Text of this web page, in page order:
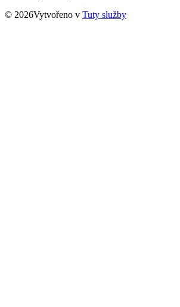
© 2026Vytvořeno v Tuty služby